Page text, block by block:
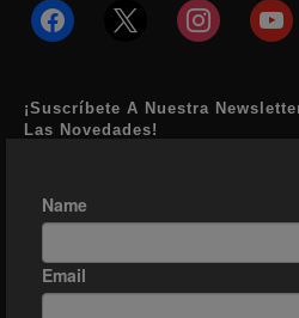
facebook instagram
¡Suscríbete A Nuestra
Las Novedades!